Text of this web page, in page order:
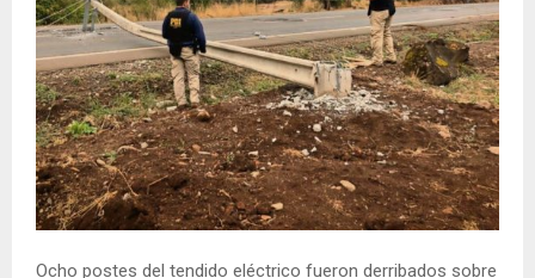
Y
M
E
N
Ocho postes del tendido eléctrico fueron derribados sobre